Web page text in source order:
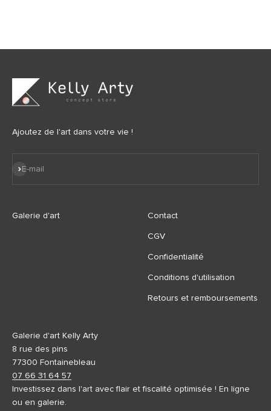
Ajoutez de l'art dans votre vie !
E-mail
S'inscrire
Galerie d'art Contact
CGV
Confidentialité
Conditions d'utilisation
Retours et remboursements
Galerie d'art Kelly Arty
8 rue des pins
77300 Fontainebleau
07 66 31 64 57
Investissez dans l'art avec flair et fiscalité optimisée ! En ligne
ou en galerie.